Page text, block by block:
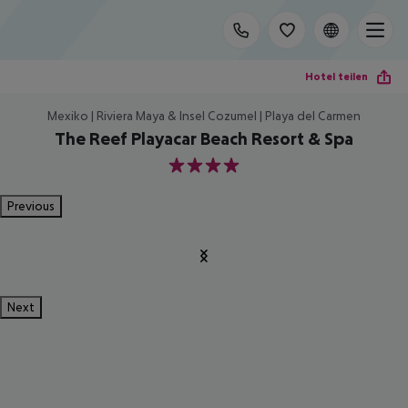
Hotel teilen
Mexiko | Riviera Maya & Insel Cozumel | Playa del Carmen
The Reef Playacar Beach Resort & Spa
4
Previous
Next